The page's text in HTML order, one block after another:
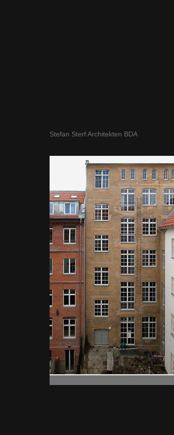
Stefan Sterf Architekten BDA